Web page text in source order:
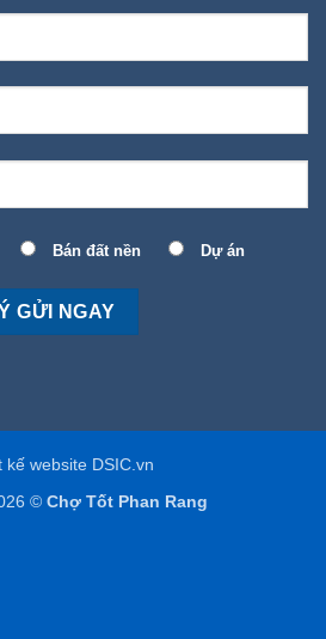
Bán đất nền Dự án
kế website DSIC.vn
© Chợ Tốt Phan Rang